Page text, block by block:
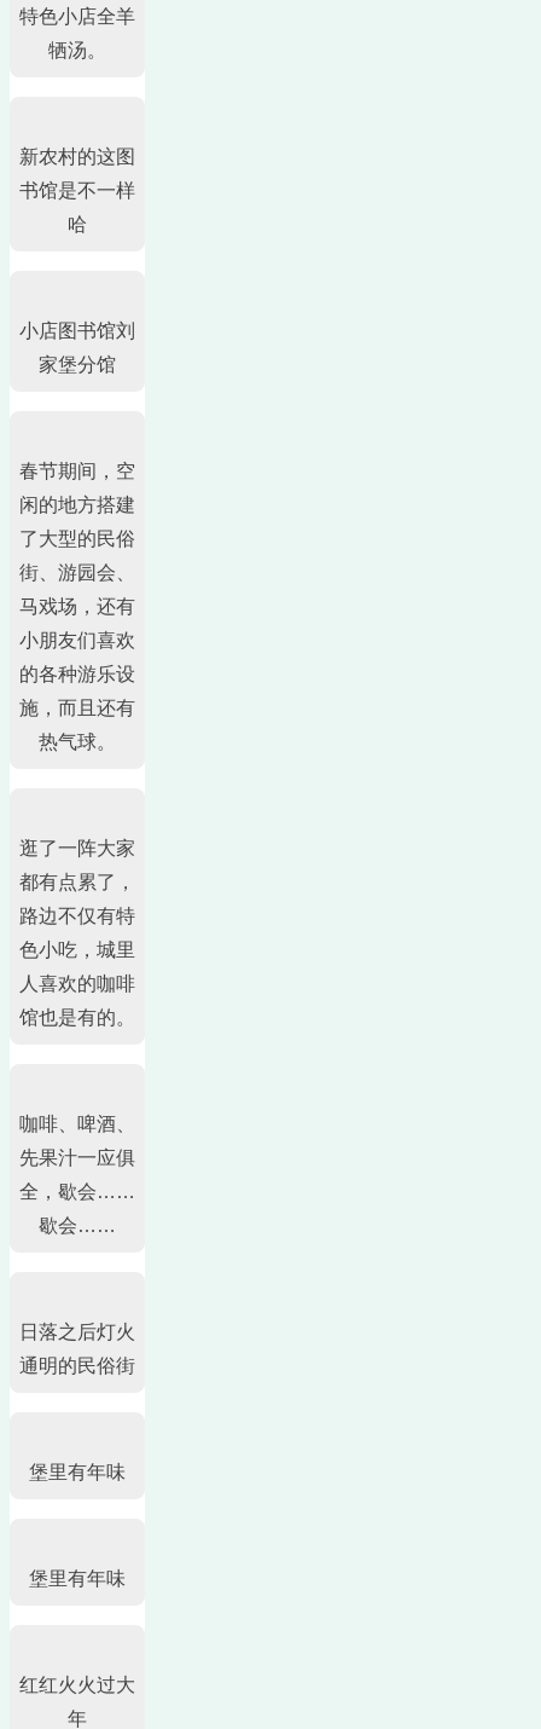
特色小店全羊
牺汤。
新农村的这图
书馆是不一样
哈
小店图书馆刘
家堡分馆
春节期间，空
闲的地方搭建
了大型的民俗
街、游园会、
马戏场，还有
小朋友们喜欢
的各种游乐设
施，而且还有
热气球。
逛了一阵大家
都有点累了，
路边不仅有特
色小吃，城里
人喜欢的咖啡
馆也是有的。
咖啡、啤酒、
先果汁一应俱
全，歇会……
歇会……
日落之后灯火
通明的民俗街
堡里有年味
堡里有年味
红红火火过大
年